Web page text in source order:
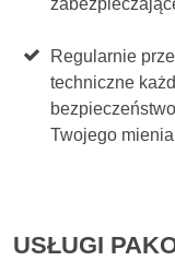
Regularnie
techniczne
Twojego
USŁUGI